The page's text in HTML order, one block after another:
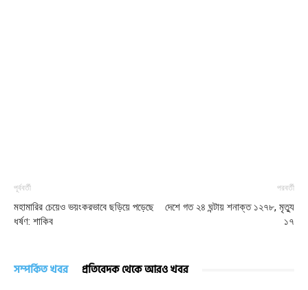
পূর্ববর্তী
মহামারির চেয়েও ভয়ংকরভাবে ছড়িয়ে পড়েছে
ধর্ষণ: শাকিব
পরবর্তী
দেশে গত ২৪ ঘন্টায় শনাক্ত ১২৭৮, মৃত্যু
১৭
সম্পর্কিত খবর প্রতিবেদক থেকে আরও খবর